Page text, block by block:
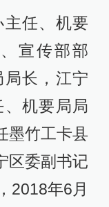
任、机要
宣传部部
长，江宁
机要局局
墨竹工卡县
区委副书记
2018年6月